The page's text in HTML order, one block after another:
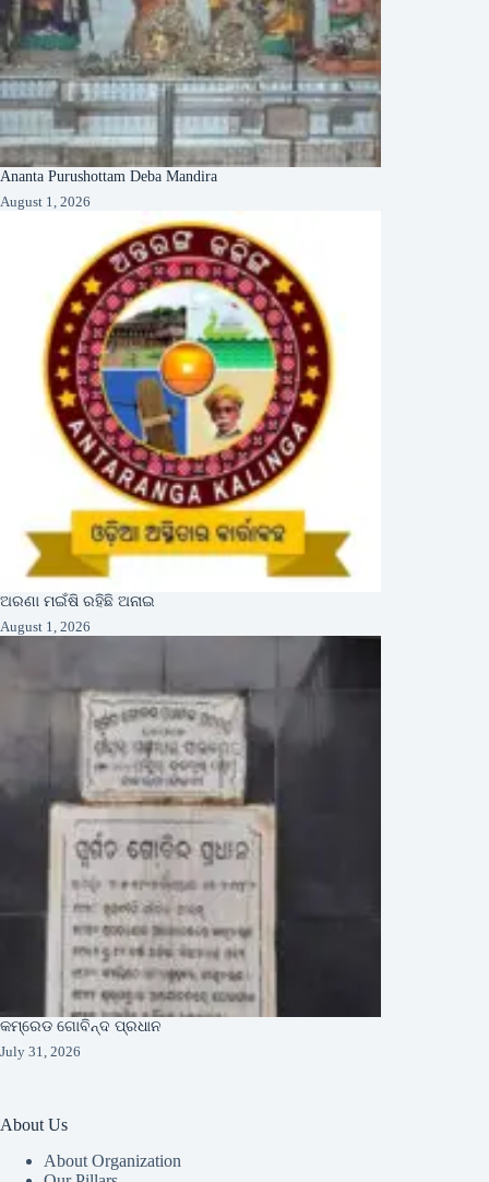
Ananta Purushottam Deba Mandira
August 1, 2026
ଅରଣା ମଇଁଷି ରହିଛି ଅନାଇ
August 1, 2026
କମ୍ରେଡ ଗୋବିନ୍ଦ ପ୍ରଧାନ
July 31, 2026
About Us
About Organization